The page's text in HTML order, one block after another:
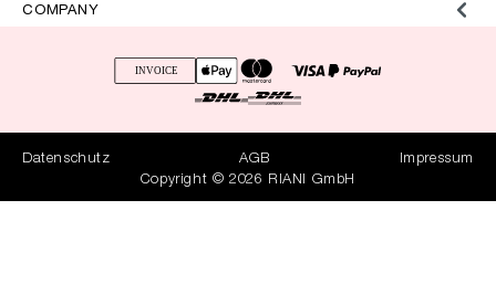
COMPANY
Datenschutz AGB
Impressum
Copyright © 2026 RIANI GmbH